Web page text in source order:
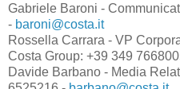
Gabriele Baroni -
- baroni@costa.it
Rossella Carrara - VP
Costa Group: +39 349
Davide Barbano - Media